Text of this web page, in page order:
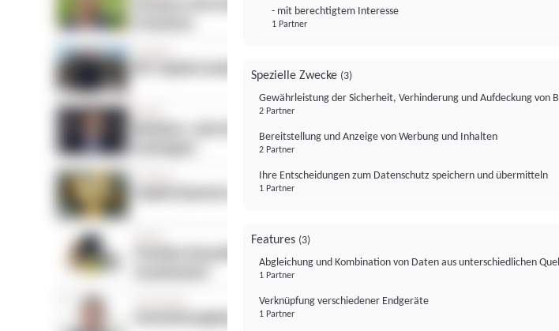
- mit berechtigtem Interesse
1 Partner
Spezielle Zwecke (3)
Gewährleistung der Sicherheit, Verhinderung und Aufdeckung von
2 Partner
Bereitstellung und Anzeige von Werbung und Inhalten
2 Partner
Ihre Entscheidungen zum Datenschutz speichern und übermitteln
1 Partner
Features (3)
Abgleichung und Kombination von Daten aus unterschiedlichen
1 Partner
Verknüpfung verschiedener Endgeräte
1 Partner